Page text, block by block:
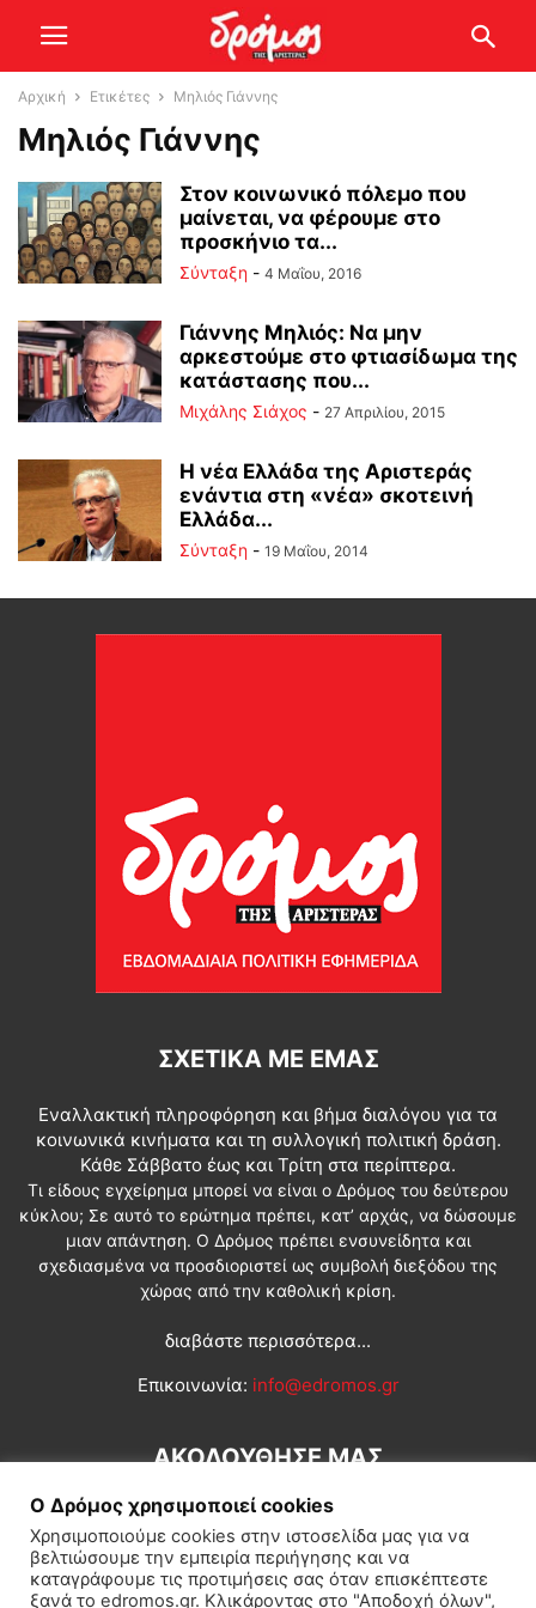
Αρχική Ετικέτες Μηλιός Γιάννης
Μηλιός Γιάννης
Στον κοινωνικό πόλεμο που
μαίνεται, να φέρουμε στο
προσκήνιο τα...
Σύνταξη - 4 Μαΐου, 2016
Γιάννης Μηλιός: Nα μην
αρκεστούμε στο φτιασίδωμα της
κατάστασης που...
Μιχάλης Σιάχος - 27 Απριλίου, 2015
Η νέα Ελλάδα της Αριστεράς
ενάντια στη «νέα» σκοτεινή
Ελλάδα...
Σύνταξη - 19 Μαΐου, 2014
ΣΧΕΤΙΚΆ ΜΕ ΕΜΆΣ
Εναλλακτική πληροφόρηση και βήμα διαλόγου για τα
κοινωνικά κινήματα και τη συλλογική πολιτική δράση.
Κάθε Σάββατο έως και Τρίτη στα περίπτερα.
Τι είδους εγχείρημα μπορεί να είναι ο Δρόμος του δεύτερου
κύκλου; Σε αυτό το ερώτημα πρέπει, κατ’ αρχάς, να δώσουμε
μιαν απάντηση. Ο Δρόμος πρέπει ενσυνείδητα και
σχεδιασμένα να προσδιοριστεί ως συμβολή διεξόδου της
χώρας από την καθολική κρίση.
διαβάστε περισσότερα...
Επικοινωνία: info@edromos.gr
ΑΚΟΛΟΥΘΗΣΕ ΜΑΣ
Ο Δρόμος χρησιμοποιεί cookies
Χρησιμοποιούμε cookies στην ιστοσελίδα μας για να
βελτιώσουμε την εμπειρία περιήγησης και να
καταγράφουμε τις προτιμήσεις σας όταν επισκέπτεστε
ξανά το edromos.gr. Κλικάροντας στο "Αποδοχή όλων",